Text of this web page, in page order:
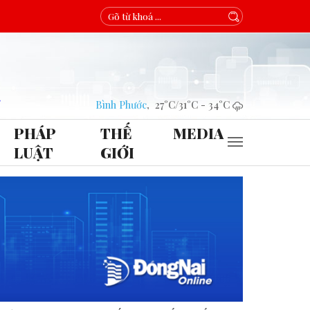
Bình Phước, 27°C/31°C - 34°C
PHÁP
LUẬT
THẾ
GIỚI
MEDIA